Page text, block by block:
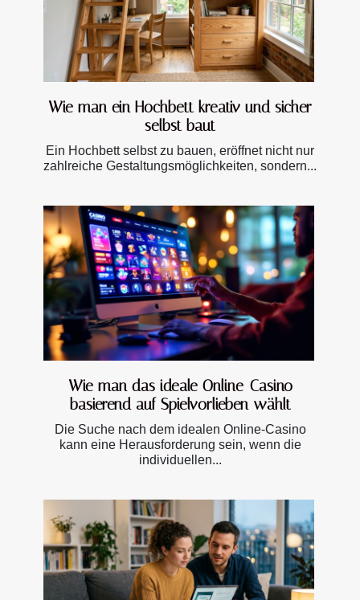
Wie man ein Hochbett kreativ und sicher
selbst baut
Ein Hochbett selbst zu bauen, eröffnet nicht nur
zahlreiche Gestaltungsmöglichkeiten, sondern...
Wie man das ideale Online-Casino
basierend auf Spielvorlieben wählt
Die Suche nach dem idealen Online-Casino
kann eine Herausforderung sein, wenn die
individuellen...